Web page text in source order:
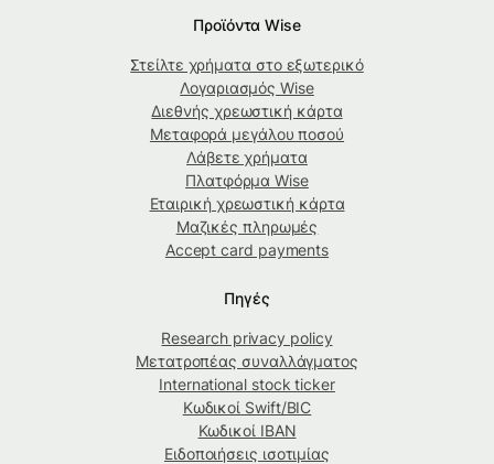
Προϊόντα Wise
Στείλτε χρήματα στο εξωτερικό
Λογαριασμός Wise
Διεθνής χρεωστική κάρτα
Μεταφορά μεγάλου ποσού
Λάβετε χρήματα
Πλατφόρμα Wise
Εταιρική χρεωστική κάρτα
Μαζικές πληρωμές
Accept card payments
Πηγές
Research privacy policy
Μετατροπέας συναλλάγματος
International stock ticker
Κωδικοί Swift/BIC
Κωδικοί IBAN
Ειδοποιήσεις ισοτιμίας